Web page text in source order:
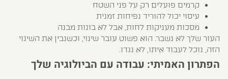
קרמים פועלים רק על פני השטח
עיסוי יכול להוריד נפיחות זמנית
מסכות מעניקות לחות, אבל לא בונות מבנה
העור שלך לא נשבר. הוא פשוט עובר שינוי, וכשנבין את השינוי
הזה, נוכל לעבוד איתו, לא נגדו.
הפתרון האמיתי: עבודה עם הביולוגיה שלך